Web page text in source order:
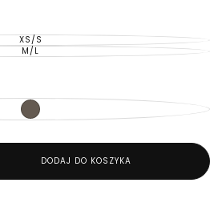
XS/SWARIANT
WYPRZEDANY
LUB
M/LWARIANT
VINTAGE
KHAKI
WARIANT
WYPRZEDANY
DODAJ DO KOSZYKA